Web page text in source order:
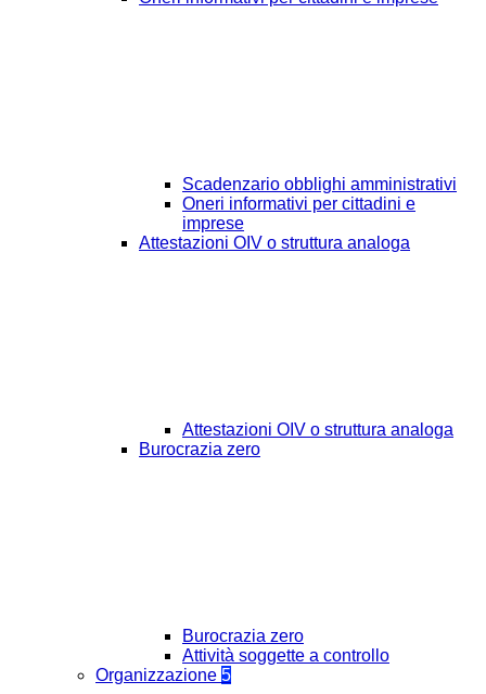
Scadenzario obblighi amministrativi
Oneri informativi per cittadini e
imprese
Attestazioni OIV o struttura analoga
Attestazioni OIV o struttura analoga
Burocrazia zero
Burocrazia zero
Attività soggette a controllo
Organizzazione 5